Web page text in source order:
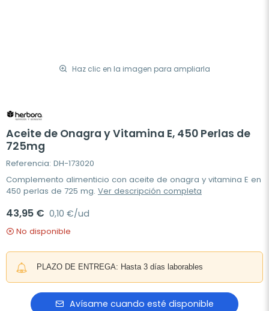
Haz clic en la imagen para ampliarla
Aceite de Onagra y Vitamina E, 450 Perlas de
725mg
Referencia: DH-173020
Complemento alimenticio con aceite de onagra y vitamina E en
450 perlas de 725 mg. Ver descripción completa
43,95 € 0,10 €/ud
No disponible
PLAZO DE ENTREGA: Hasta 3 días laborables
Avísame cuando esté disponible